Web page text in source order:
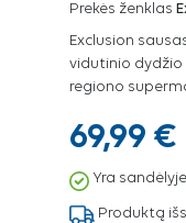
Prekės ženklas
Exclusion
vidutinio dydžio
regiono
69,99 €
Yra sandėlyje
Produktą